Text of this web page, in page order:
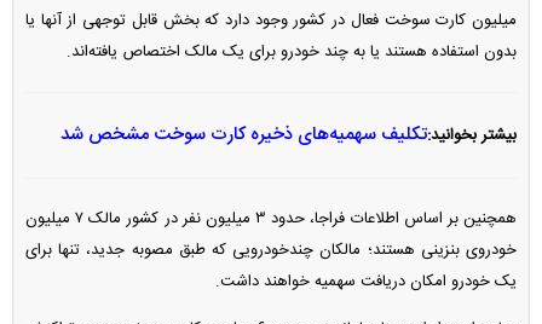
میلیون کارت سوخت فعال در کشور وجود دارد که بخش قابل توجهی از آنها یا
بدون استفاده هستند یا به چند خودرو برای یک مالک اختصاص یافته‌اند.
بیشتر بخوانید:تکلیف سهمیه‌های ذخیره کارت سوخت مشخص شد
همچنین بر اساس اطلاعات فراجا، حدود ۳ میلیون نفر در کشور مالک ۷ میلیون
خودروی بنزینی هستند؛ مالکان چندخودرویی که طبق مصوبه جدید، تنها برای
یک خودرو امکان دریافت سهمیه خواهند داشت.